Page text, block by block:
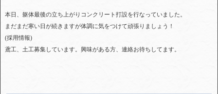
本日、躯体最後の立ち上がりコンクリート打設を行なっていました。
まだまだ寒い日が続きますが体調に気をつけて頑張りましょう！
(採用情報)
鳶工、土工募集しています。興味がある方、連絡お待ちしてます。